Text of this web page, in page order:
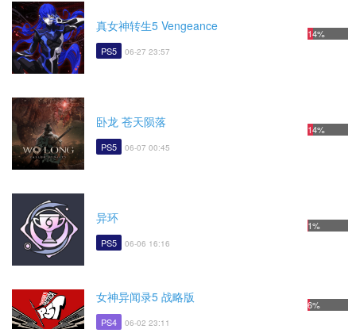
真女神转生5 Vengeance
PS5 06-27 23:57
14%
卧龙 苍天陨落
PS5 06-07 00:45
14%
异环
PS5 06-06 16:16
1%
女神异闻录5 战略版
PS4 06-02 23:11
6%